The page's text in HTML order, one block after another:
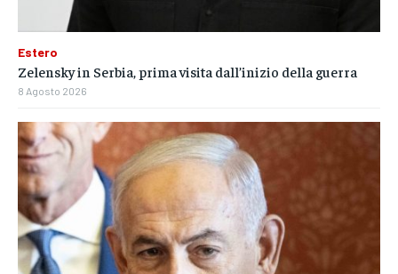
Estero
Zelensky in Serbia, prima visita dall’inizio della guerra
8 Agosto 2026